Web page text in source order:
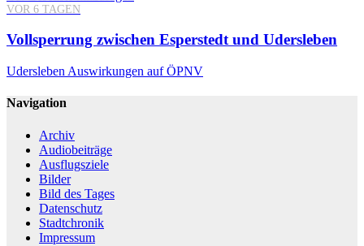
VOR 6 TAGEN
Vollsperrung zwischen Esperstedt und Udersleben
Udersleben Auswirkungen auf ÖPNV
Navigation
Archiv
Audiobeiträge
Ausflugsziele
Bilder
Bild des Tages
Datenschutz
Stadtchronik
Impressum